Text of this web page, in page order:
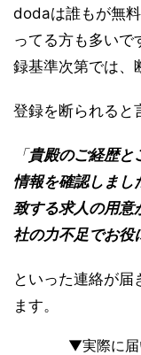
dodaは誰もが無
ってる方も多いで
録基準次第では、
登録を断られると
「貴殿のご経歴と
情報を確認しまし
致する求人の用意
社の力不足でお役
といった連絡が
ます。
▼実際に